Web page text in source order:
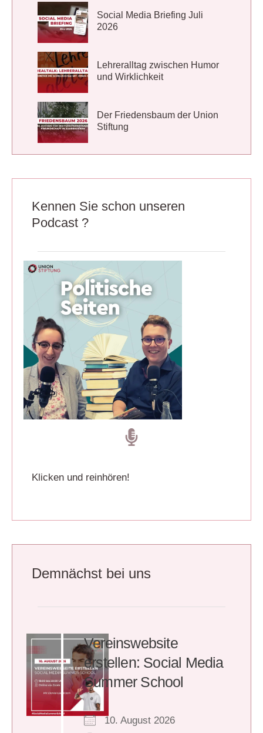
Social Media Briefing Juli
2026
Lehreralltag zwischen Humor
und Wirklichkeit
Der Friedensbaum der Union
Stiftung
Kennen Sie schon unseren
Podcast ?
Klicken und reinhören!
Demnächst bei uns
Vereinswebsite
erstellen: Social Media
Summer School
10. August 2026